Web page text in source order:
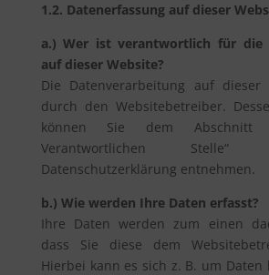
1.2. Datenerfassung auf dieser
a.) Wer ist verantwortlich für die
auf dieser Website?
Die Datenverarbeitung auf dieser
durch den Websitebetreiber.
können Sie dem Abschnitt
Verantwortlichen
Datenschutzerklärung entnehmen.
b.) Wie werden Ihre Daten erfasst?
Ihre Daten werden zum einen
dass Sie diese dem
Hierbei kann es sich z. B. um Daten